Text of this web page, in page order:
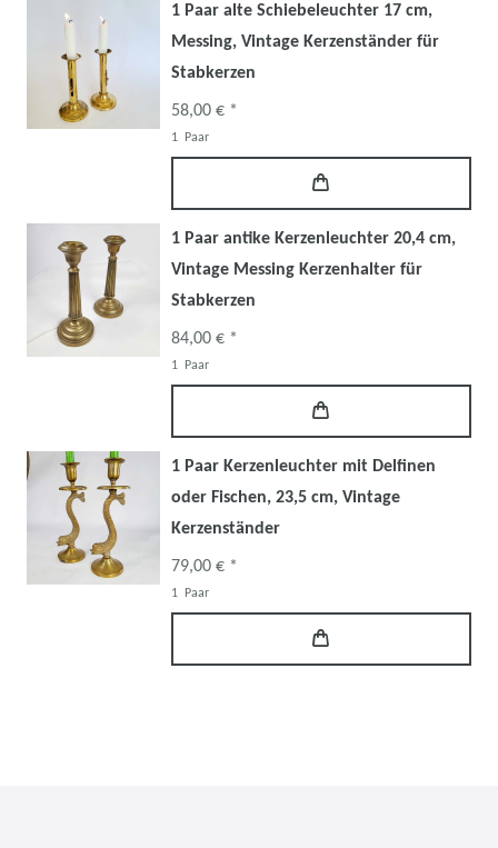
1 Paar alte Schiebeleuchter 17 cm,
Messing, Vintage Kerzenständer für
Stabkerzen
58,00 € *
1 Paar
1 Paar antike Kerzenleuchter 20,4 cm,
Vintage Messing Kerzenhalter für
Stabkerzen
84,00 € *
1 Paar
1 Paar Kerzenleuchter mit Delfinen
oder Fischen, 23,5 cm, Vintage
Kerzenständer
79,00 € *
1 Paar